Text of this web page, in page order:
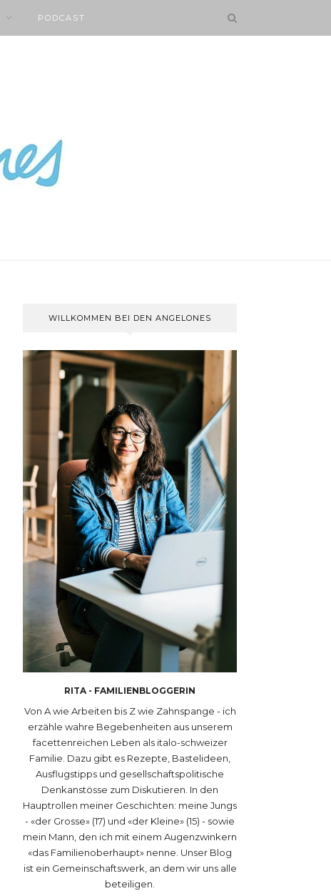
PODCAST
WILLKOMMEN BEI DEN ANGELONES
RITA - FAMILIENBLOGGERIN
Von A wie Arbeiten bis Z wie Zahnspange - ich
erzähle wahre Begebenheiten aus unserem
facettenreichen Leben als italo-schweizer
Familie. Dazu gibt es Rezepte, Bastelideen,
Ausflugstipps und gesellschaftspolitische
Denkanstösse zum Diskutieren. In den
Hauptrollen meiner Geschichten: meine Jungs
- «der Grosse» (17) und «der Kleine» (15) - sowie
mein Mann, den ich mit einem Augenzwinkern
«das Familienoberhaupt» nenne. Unser Blog
ist ein Gemeinschaftswerk, an dem wir uns alle
beteiligen.